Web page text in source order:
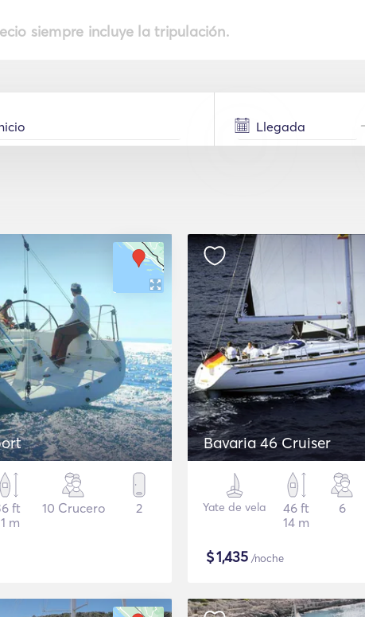
siempre incluye la tripulación.
ft
m
10 Crucero 2
Bavaria 46 Cruiser
Yate de vela
46 ft
14 m
6
$1,435 /noche